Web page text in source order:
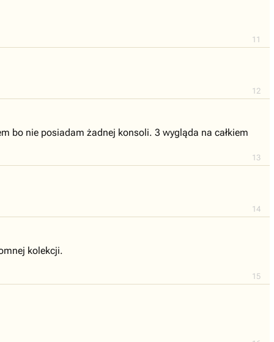
11
12
13
bo nie posiadam żadnej konsoli. 3 wygląda na całkiem
14
15
kolekcji.